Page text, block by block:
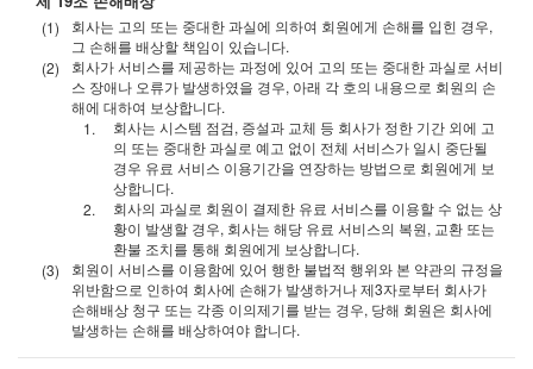
회사는 고의 또는 중대한 과실에 의하여 회원에게 손해를 입힌 경우,
그 손해를 배상할 책임이 있습니다.
회사가 서비스를 제공하는 과정에 있어 고의 또는 중대한 과실로 서비
스 장애나 오류가 발생하였을 경우, 아래 각 호의 내용으로 회원의 손
해에 대하여 보상합니다.
회사는 시스템 점검, 증설과 교체 등 회사가 정한 기간 외에 고
의 또는 중대한 과실로 예고 없이 전체 서비스가 일시 중단될
경우 유료 서비스 이용기간을 연장하는 방법으로 회원에게 보
상합니다.
회사의 과실로 회원이 결제한 유료 서비스를 이용할 수 없는 상
황이 발생할 경우, 회사는 해당 유료 서비스의 복원, 교환 또는
환불 조치를 통해 회원에게 보상합니다.
회원이 서비스를 이용함에 있어 행한 불법적 행위와 본 약관의 규정을
위반함으로 인하여 회사에 손해가 발생하거나 제3자로부터 회사가
손해배상 청구 또는 각종 이의제기를 받는 경우, 당해 회원은 회사에
발생하는 손해를 배상하여야 합니다.